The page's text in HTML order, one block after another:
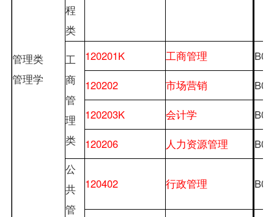
管理类
管理学
程
类
工
商
管
理
类
120201K 工商管理
120202
市场营销
120203K
会计学
120206
人力资源管理
公
共
管
120402 行政管理